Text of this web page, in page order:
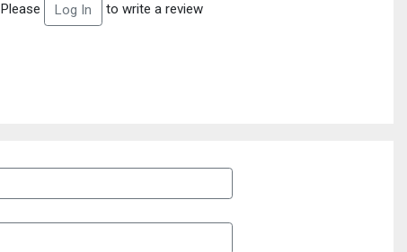
Please Log In to write a review